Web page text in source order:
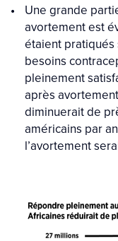
Une grande
avortement est
étaient pratiqués
besoins
pleinement
après
diminuerait de
américains par
l’avortement